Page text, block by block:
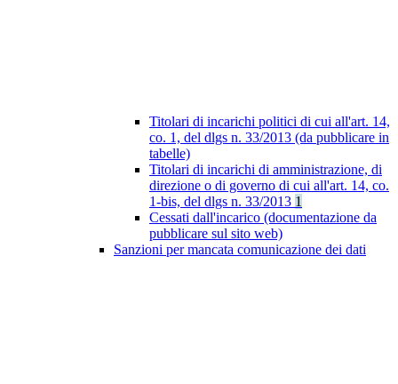
Titolari di incarichi politici di cui all'art. 14,
co. 1, del dlgs n. 33/2013 (da pubblicare in
tabelle)
Titolari di incarichi di amministrazione, di
direzione o di governo di cui all'art. 14, co.
1-bis, del dlgs n. 33/2013 1
Cessati dall'incarico (documentazione da
pubblicare sul sito web)
Sanzioni per mancata comunicazione dei dati